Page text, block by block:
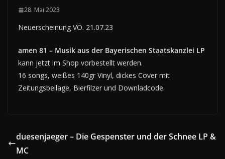
28. Mai 2023
Neuerscheinung VÖ. 21.07.23
amen 81 – Musik aus der Bayerischen Staatskanzlei LP
kann jetzt im Shop vorbestellt werden.
16 songs, weißes 140gr Vinyl, dickes Cover mit
Zeitungsbeilage, Bierfilzer und Downladcode.
duesenjaeger – Die Gespenster und der Schnee LP &
MC